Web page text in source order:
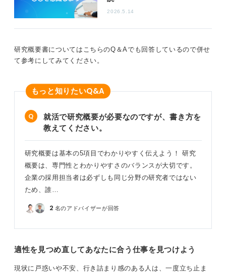
とさらに良くなります。自身の人柄を伝えられる内容を
意識できると良いですね。
2枚という余裕を、情報の詰め込みではなく、読み手への
配慮や伝える力を見せる機会ととらえて、構成・表現・
0
2026.5.14
研究概要書についてはこちらのQ＆Aでも回答しているので併せ
て参考にしてみてください。
もっと知りたいQ&A
就活で研究概要が必要なのですが、書き方を
教えてください。
研究概要は基本の5項目でわかりやすく伝えよう！ 研究
概要は、専門性とわかりやすさのバランスが大切です。
企業の採用担当者は必ずしも同じ分野の研究者ではない
ため、誰…
2 名のアドバイザーが回答
適性を見つめ直してあなたに合う仕事を見つけよう
現状に戸惑いや不安、行き詰まり感のある人は、一度立ち止ま